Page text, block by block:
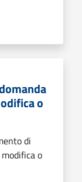
o
di
o